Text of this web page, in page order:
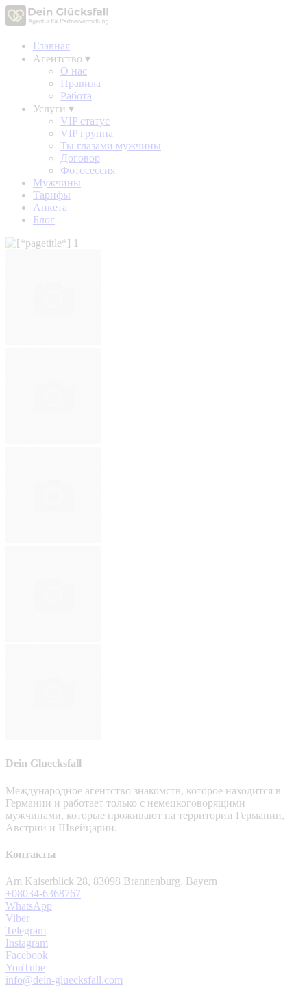
Главная
Агентство ▾
О нас
Правила
Работа
Услуги ▾
VIP статус
VIP группа
Ты глазами мужчины
Договор
Фотосессия
Мужчины
Тарифы
Анкета
Блог
Dein Gluecksfall
Международное агентство знакомств, которое находится в
Германии и работает только с немецкоговорящими
мужчинами, которые проживают на территории Германии,
Австрии и Швейцарии.
Контакты
Am Kaiserblick 28, 83098 Brannenburg, Bayern
+08034-6368767
WhatsApp
Viber
Telegram
Instagram
Facebook
YouTube
info@dein-gluecksfall.com